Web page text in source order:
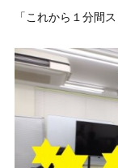
「これから１分間